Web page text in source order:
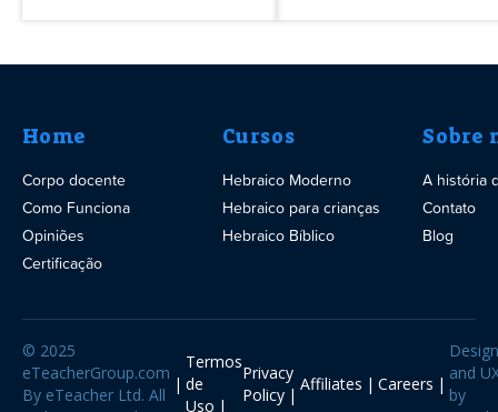
Home
Corpo docente
Como Funciona
Opiniões
Certificação
Cursos
Hebraico Moderno
Hebraico para crianças
Hebraico Bíblico
Sobre
A história
Contato
Blog
© 2025
eTeacherGroup.com
By eTeacher Ltd. All
Termos
de
Uso
Privacy
Policy
Affiliates Careers
Design
and
by